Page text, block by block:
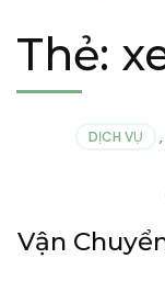
Thẻ:
DỊCH VỤ ,
Vận